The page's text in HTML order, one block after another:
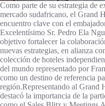
Como parte de su estrategia de
mercado sudafricano, el Grand
encuentro clave con el
Excelentísimo Sr. Pedro Ela
objetivo fortalecer la
nuevas estrategias, en alianza
colección de hoteles
del mundo representado por
como un destino de referencia
región.Representando al
destacó la importancia de la